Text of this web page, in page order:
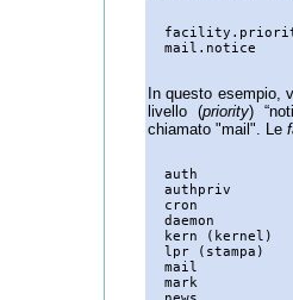
facility.priority
In questo esempio,
livello (priority)
chiamato "mail". Le
  auth
  authpriv
  cron
  daemon
  kern (kernel)
  lpr (stampa)
  mail
  mark